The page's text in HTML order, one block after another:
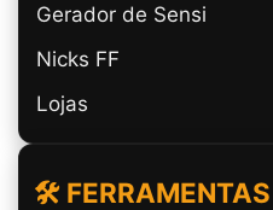
Gerador de Sensi
Nicks FF
Lojas
🛠️ FERRAMENTAS